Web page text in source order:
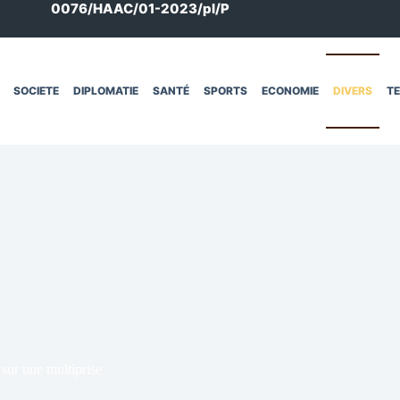
0076/HAAC/01-2023/pl/P
SOCIETE DIPLOMATIE SANTÉ SPORTS ECONOMIE DIVERS